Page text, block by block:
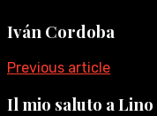
Iván Cordoba
Previous article
Il mio saluto a Lino